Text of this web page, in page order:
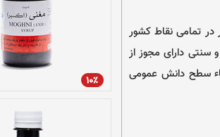
تمامی نقاط کشور
سنتی دارای مجوز از
سطح دانش عمومی